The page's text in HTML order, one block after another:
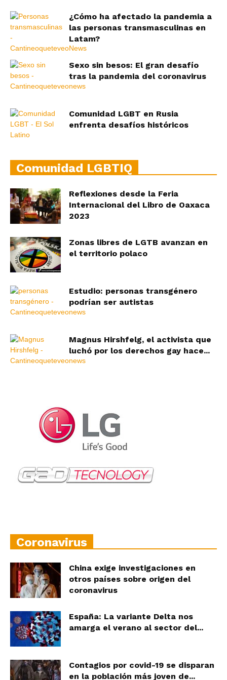
¿Cómo ha afectado la pandemia a
las personas transmasculinas en
Latam?
Sexo sin besos: El gran desafío
tras la pandemia del coronavirus
Comunidad LGBT en Rusia
enfrenta desafíos históricos
Comunidad LGBTIQ
Reflexiones desde la Feria
Internacional del Libro de Oaxaca
2023
Zonas libres de LGTB avanzan en
el territorio polaco
Estudio: personas transgénero
podrían ser autistas
Magnus Hirshfelg, el activista que
luchó por los derechos gay hace...
Coronavirus
China exige investigaciones en
otros países sobre origen del
coronavirus
España: La variante Delta nos
amarga el verano al sector del...
Contagios por covid-19 se disparan
en la población más joven de...